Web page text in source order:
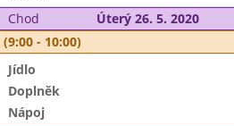
Chod Úterý 26. 5. 2020
- 10:00)
Jídlo
Doplněk
Nápoj